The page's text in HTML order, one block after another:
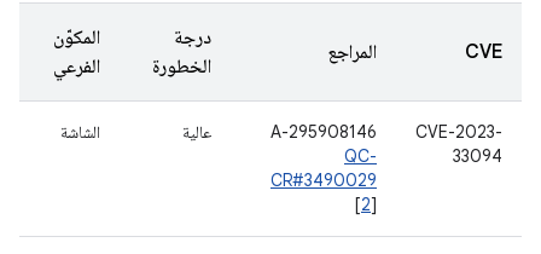
CVE المراجع
درجة
الخطورة
المكوّن
الفرعي
CVE-2023-
33094
A-295908146
QC-
CR#3490029
[2]
عالية الشاشة